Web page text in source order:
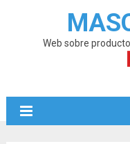
Web sobre